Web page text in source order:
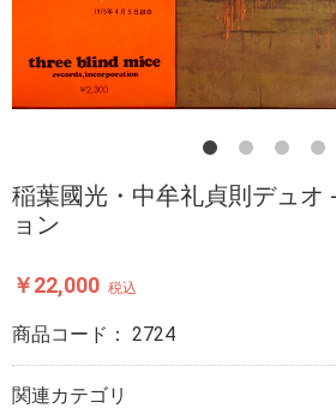
稲葉國光・中牟礼貞則デュオ
ョン
￥22,000 税込
商品コード： 2724
関連カテゴリ